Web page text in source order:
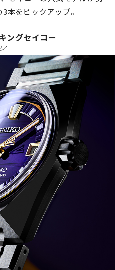
本をピックアップ。
ングセイコー